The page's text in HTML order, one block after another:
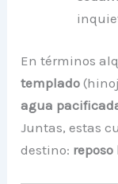
En términos
templado
agua
Juntas, estas
destino: